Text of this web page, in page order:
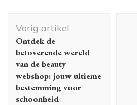
Vorig artikel
Ontdek de
betoverende wereld
van de beauty
webshop: jouw ultieme
bestemming voor
schoonheid